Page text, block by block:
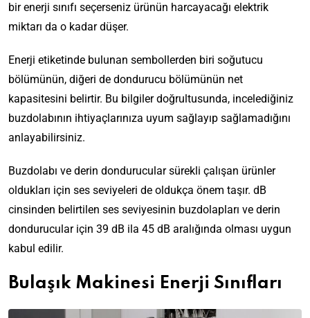
bir enerji sınıfı seçerseniz ürünün harcayacağı elektrik
miktarı da o kadar düşer.
Enerji etiketinde bulunan sembollerden biri soğutucu
bölümünün, diğeri de dondurucu bölümünün net
kapasitesini belirtir. Bu bilgiler doğrultusunda, incelediğiniz
buzdolabının ihtiyaçlarınıza uyum sağlayıp sağlamadığını
anlayabilirsiniz.
Buzdolabı ve derin dondurucular sürekli çalışan ürünler
oldukları için ses seviyeleri de oldukça önem taşır. dB
cinsinden belirtilen ses seviyesinin buzdolapları ve derin
dondurucular için 39 dB ila 45 dB aralığında olması uygun
kabul edilir.
Bulaşık Makinesi Enerji Sınıfları